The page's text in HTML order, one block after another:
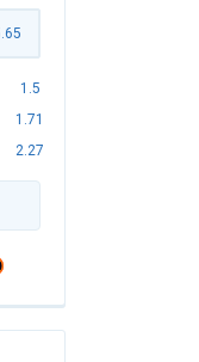
1.5
1.71
2.27